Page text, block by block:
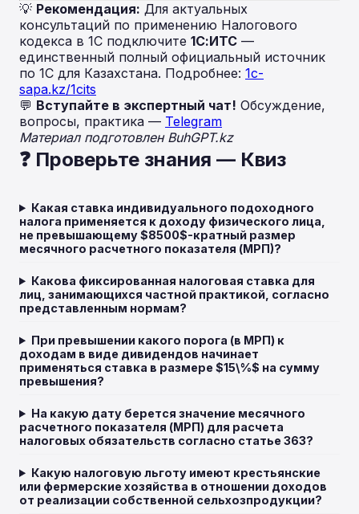
💡 Рекомендация: Для актуальных
консультаций по применению Налогового
кодекса в 1С подключите 1С:ИТС —
единственный полный официальный источник
по 1С для Казахстана. Подробнее: 1c-
sapa.kz/1cits
💬 Вступайте в экспертный чат! Обсуждение,
вопросы, практика — Telegram
Материал подготовлен BuhGPT.kz
❓ Проверьте знания — Квиз
Какая ставка индивидуального подоходного
налога применяется к доходу физического лица,
не превышающему $8500$-кратный размер
месячного расчетного показателя (МРП)?
Какова фиксированная налоговая ставка для
лиц, занимающихся частной практикой, согласно
представленным нормам?
При превышении какого порога (в МРП) к
доходам в виде дивидендов начинает
применяться ставка в размере $15\%$ на сумму
превышения?
На какую дату берется значение месячного
расчетного показателя (МРП) для расчета
налоговых обязательств согласно статье 363?
Какую налоговую льготу имеют крестьянские
или фермерские хозяйства в отношении доходов
от реализации собственной сельхозпродукции?